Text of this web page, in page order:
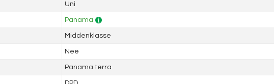
Uni
Panama
Middenklasse
Nee
Panama terra